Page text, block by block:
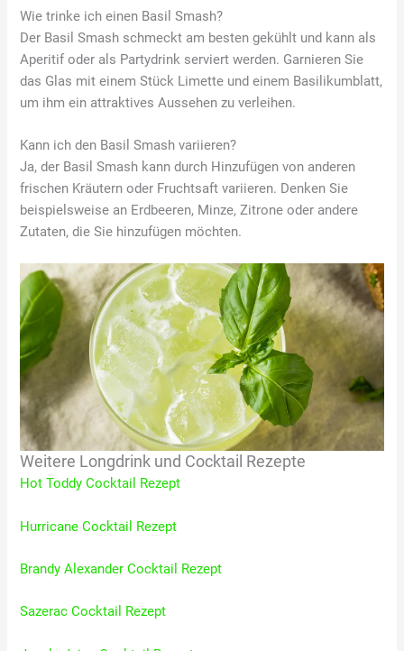
Wie trinke ich einen Basil Smash?
Der Basil Smash schmeckt am besten gekühlt und kann als
Aperitif oder als Partydrink serviert werden. Garnieren Sie
das Glas mit einem Stück Limette und einem Basilikumblatt,
um ihm ein attraktives Aussehen zu verleihen.
Kann ich den Basil Smash variieren?
Ja, der Basil Smash kann durch Hinzufügen von anderen
frischen Kräutern oder Fruchtsaft variieren. Denken Sie
beispielsweise an Erdbeeren, Minze, Zitrone oder andere
Zutaten, die Sie hinzufügen möchten.
Weitere Longdrink und Cocktail Rezepte
Hot Toddy Cocktail Rezept
Hurricane Cocktail Rezept
Brandy Alexander Cocktail Rezept
Sazerac Cocktail Rezept